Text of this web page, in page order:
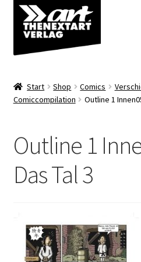
Zur
Navigation
springen
Zum
Inhalt
springen
Shop
Start Shop Comics
Comiccompilation
Outline 1
Outline 1
Das Tal 3